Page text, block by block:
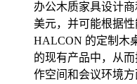
办公木质家具设计
美元，并可能根据
HALCON 的定制木
的现有产品中，从
作空间和会议环境方